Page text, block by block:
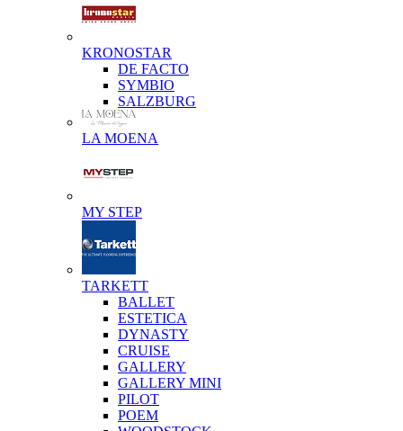
KRONOSTAR
DE FACTO
SYMBIO
SALZBURG
LA MOENA
MY STEP
TARKETT
BALLET
ESTETICA
DYNASTY
CRUISE
GALLERY
GALLERY MINI
PILOT
POEM